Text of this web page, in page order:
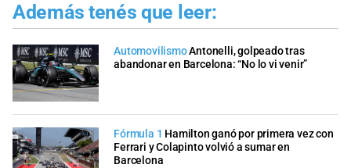
Además tenés que leer:
AutomovilismoAntonelli, golpeado tras
abandonar en Barcelona: “No lo vi venir”
Fórmula 1 Hamilton ganó por primera vez con
Ferrari y Colapinto volvió a sumar en
Barcelona